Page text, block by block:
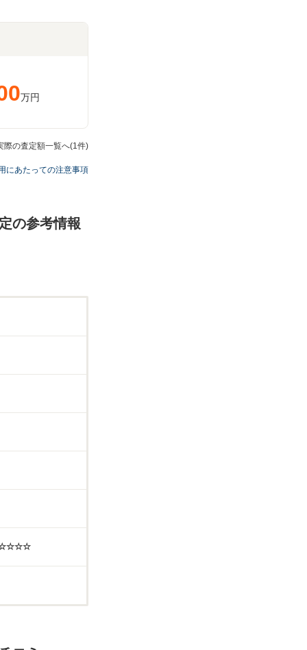
万円
際の査定額一覧へ(1件)
にあたっての注意事項
の参考情報